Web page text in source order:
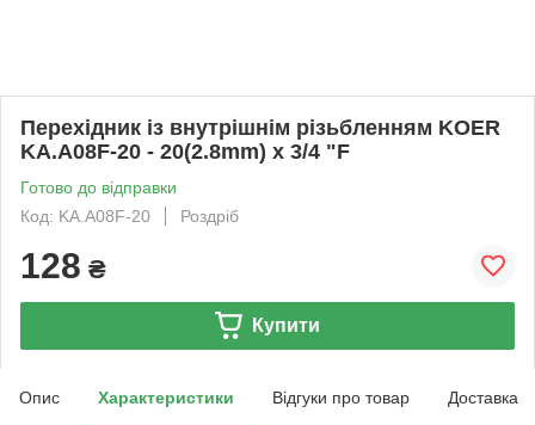
Перехідник із внутрішнім різьбленням KOER
KA.A08F-20 - 20(2.8mm) x 3/4 "F
Готово до відправки
Код: KA.A08F-20
Роздріб
128 ₴
Купити
Опис Характеристики Відгуки про товар Доставка